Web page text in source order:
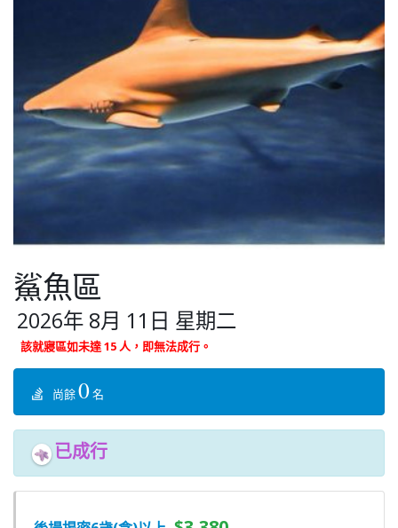
鯊魚區
2026年 8月 11日 星期二
該就寢區如未達 15 人，即無法成行。
尚餘0名
已成行